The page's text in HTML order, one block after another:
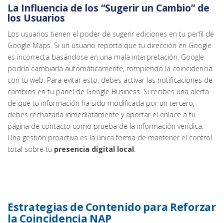
La Influencia de los “Sugerir un Cambio” de
los Usuarios
Los usuarios tienen el poder de sugerir ediciones en tu perfil de
Google Maps. Si un usuario reporta que tu dirección en Google
es incorrecta basándose en una mala interpretación, Google
podría cambiarla automáticamente, rompiendo la coincidencia
con tu web. Para evitar esto, debes activar las notificaciones de
cambios en tu panel de Google Business. Si recibes una alerta
de que tu información ha sido modificada por un tercero,
debes rechazarla inmediatamente y aportar el enlace a tu
página de contacto como prueba de la información verídica.
Una gestión proactiva es la única forma de mantener el control
total sobre tu presencia digital local
Estrategias de Contenido para Reforzar
la Coincidencia NAP